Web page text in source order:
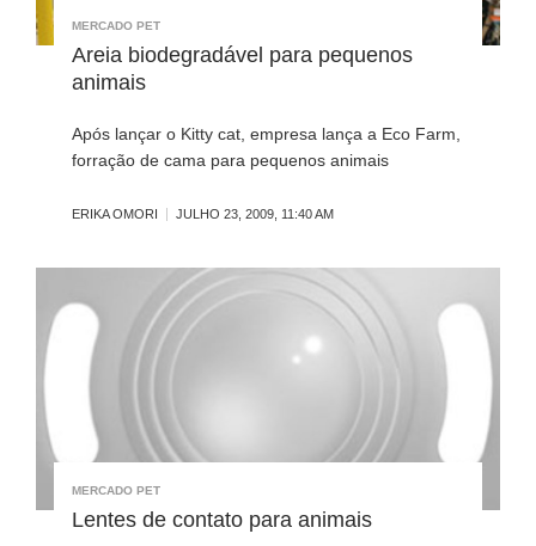
MERCADO PET
Areia biodegradável para pequenos
animais
Após lançar o Kitty cat, empresa lança a Eco Farm,
forração de cama para pequenos animais
ERIKA OMORI JULHO 23, 2009, 11:40 AM
MERCADO PET
Lentes de contato para animais